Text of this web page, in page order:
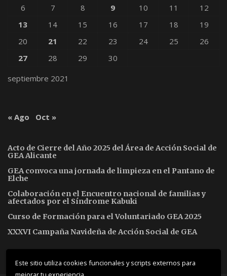
Este sitio utiliza cookies funcionales y scripts externos para
septiembre 2021
6
7 8 9 10 11
12
13
14 15 16 17 18
19
20
21 22 23 24 25
26
27
28 29 30
« Ago Oct »
Acto de Cierre del Año 2025 del Área de Acción Social de
GEA Alicante
GEA convoca una jornada de limpieza en el Pantano de
Elche
Colaboración en el Encuentro nacional de familias y
afectados por el Síndrome Kabuki
Curso de Formación para el Voluntariado GEA 2025
XXXVI Campaña Navideña de Acción Social de GEA